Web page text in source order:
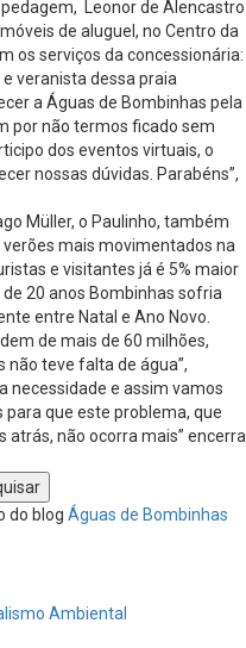
Leonor de Alencastro
de aluguel, no Centro da
os serviços da concessionária:
veranista dessa praia
a Águas de Bombinhas pela
por não termos ficado sem
dos eventos virtuais, o
nossas dúvidas. Parabéns”,
Müller, o Paulinho, também
mais movimentados na
e visitantes já é 5% maior
20 anos Bombinhas sofria
entre Natal e Ano Novo.
de mais de 60 milhões,
não teve falta de água”,
necessidade e assim vamos
que este problema, que
não ocorra mais” encerra
do blog Águas de Bombinhas
Ambiental